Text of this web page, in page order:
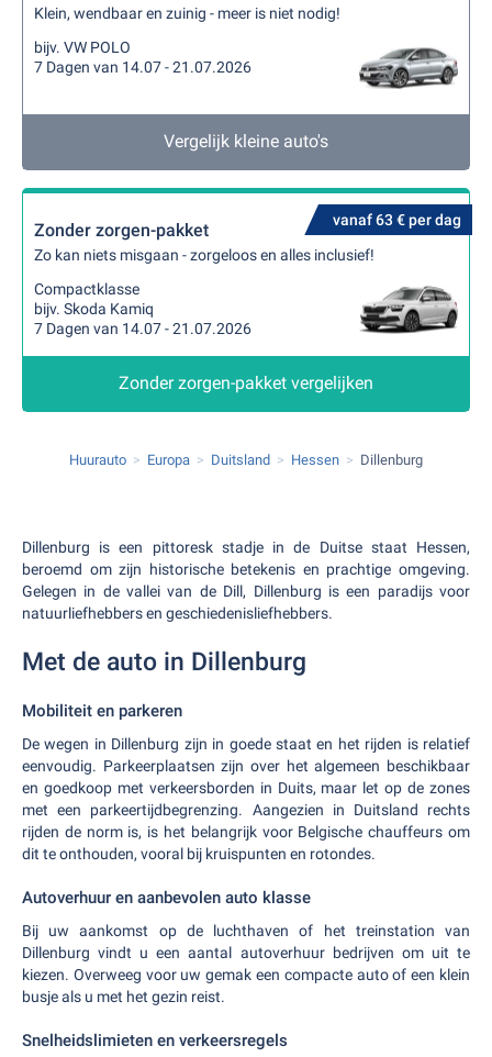
Klein, wendbaar en zuinig - meer is niet nodig!
bijv. VW POLO
7 Dagen van 14.07 - 21.07.2026
Vergelijk kleine auto's
vanaf 63 € per dag
Zonder zorgen-pakket
Zo kan niets misgaan - zorgeloos en alles inclusief!
Compactklasse
bijv. Skoda Kamiq
7 Dagen van 14.07 - 21.07.2026
Zonder zorgen-pakket vergelijken
Huurauto Europa Duitsland Hessen Dillenburg
Dillenburg is een pittoresk stadje in de Duitse staat Hessen,
beroemd om zijn historische betekenis en prachtige omgeving.
Gelegen in de vallei van de Dill, Dillenburg is een paradijs voor
natuurliefhebbers en geschiedenisliefhebbers.
Met de auto in Dillenburg
Mobiliteit en parkeren
De wegen in Dillenburg zijn in goede staat en het rijden is relatief
eenvoudig. Parkeerplaatsen zijn over het algemeen beschikbaar
en goedkoop met verkeersborden in Duits, maar let op de zones
met een parkeertijdbegrenzing. Aangezien in Duitsland rechts
rijden de norm is, is het belangrijk voor Belgische chauffeurs om
dit te onthouden, vooral bij kruispunten en rotondes.
Autoverhuur en aanbevolen auto klasse
Bij uw aankomst op de luchthaven of het treinstation van
Dillenburg vindt u een aantal autoverhuur bedrijven om uit te
kiezen. Overweeg voor uw gemak een compacte auto of een klein
busje als u met het gezin reist.
Snelheidslimieten en verkeersregels